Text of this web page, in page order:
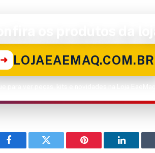
➜ LOJAEAEMAQ.COM.BR
Facebook Twitter Pinterest LinkedIn